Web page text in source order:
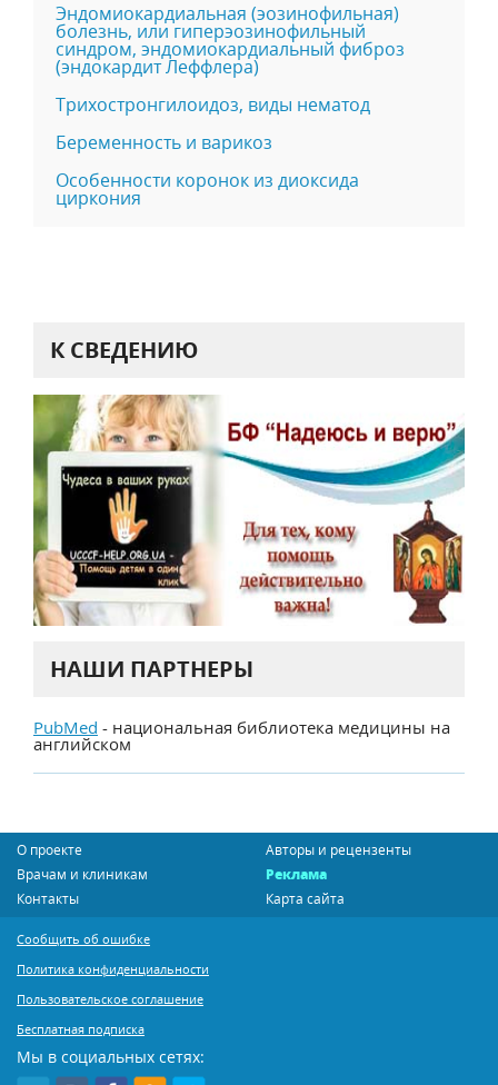
Эндомиокардиальная (эозинофильная)
болезнь, или гиперэозинофильный
синдром, эндомиокардиальный фиброз
(эндокардит Леффлера)
Трихостронгилоидоз, виды нематод
Беременность и варикоз
Особенности коронок из диоксида
циркония
К СВЕДЕНИЮ
НАШИ ПАРТНЕРЫ
PubMed - национальная библиотека медицины на
английском
О проекте
Авторы и рецензенты
Врачам и клиникам
Реклама
Контакты
Карта сайта
Сообщить об ошибке
Политика конфиденциальности
Пользовательское соглашение
Бесплатная подписка
Мы в социальных сетях: